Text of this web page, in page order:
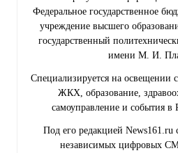
Федеральное государственное
учреждение высшего
государственный
имени М. И.
Специализируется на освещении
ЖКХ, образование,
самоуправление и события в
Под его редакцией News161.ru
независимых цифровых